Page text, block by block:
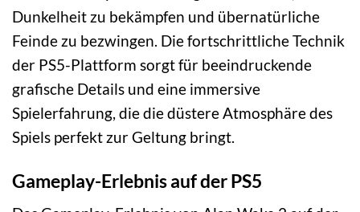
Dunkelheit zu bekämpfen und übernatürliche
Feinde zu bezwingen. Die fortschrittliche Technik
der PS5-Plattform sorgt für beeindruckende
grafische Details und eine immersive
Spielerfahrung, die die düstere Atmosphäre des
Spiels perfekt zur Geltung bringt.
Gameplay-Erlebnis auf der PS5